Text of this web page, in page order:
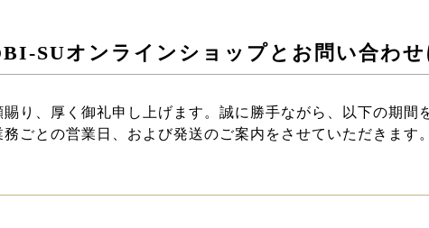
BI-SUオンラインショップとお問い合わ
り、厚く御礼申し上げます。誠に勝手ながら、以下の期間
ごとの営業日、および発送のご案内をさせていただきます